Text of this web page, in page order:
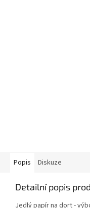
Popis Diskuze
Detailní popis
Jedlý papír na dort -